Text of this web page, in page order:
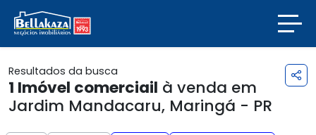
Resultados da busca
1 Imóvel comerciail à venda em
Jardim Mandacaru, Maringá - PR